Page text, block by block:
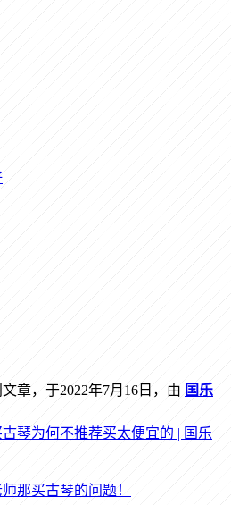
章，于2022年7月16日，由 国乐
琴为何不推荐买太便宜的 | 国乐